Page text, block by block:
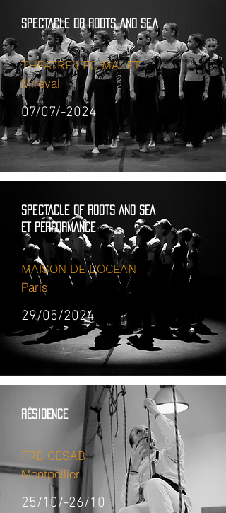
spectacle or roots and sea
THEATRE LEO MALET
Mireval
07/07/-2024
spectacle OF ROOTS AND SEA
ET PERFORMANCE
MAISON DE L'OCÉAN
Paris
29/05/2024
RÉSIDENCE
FRB CESAB
Montpellier
25/10/-26/10